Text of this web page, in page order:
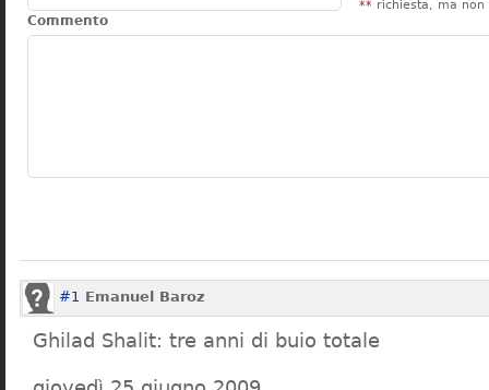
** richiesta, ma non
Commento
#1 Emanuel Baroz
Ghilad Shalit: tre anni di buio totale